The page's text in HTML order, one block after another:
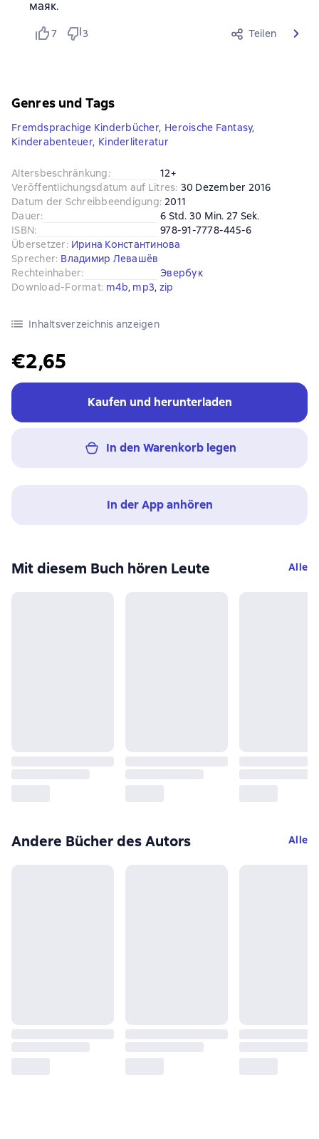
маяк.
7 3 Teilen
Genres und Tags
Fremdsprachige Kinderbücher, Heroische Fantasy,
Kinderabenteuer, Kinderliteratur
Altersbeschränkung:
12+
Veröffentlichungsdatum auf Litres: 30 Dezember 2016
Datum der Schreibbeendigung: 2011
Dauer:
6 Std. 30 Min. 27 Sek.
ISBN:
978-91-7778-445-6
Übersetzer: Ирина Константинова
Sprecher: Владимир Левашёв
Rechteinhaber:
Эвербук
Download-Format: m4b, mp3, zip
Inhaltsverzeichnis anzeigen
€2,65
Kaufen und herunterladen
In den Warenkorb legen
In der App anhören
Mit diesem Buch hören Leute Alle
Andere Bücher des Autors Alle